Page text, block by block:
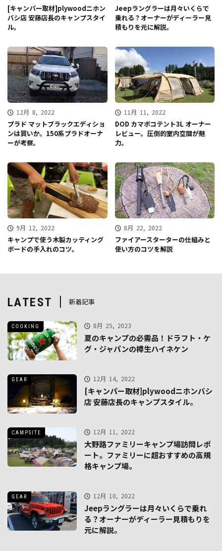
[キャンパー取材]plywoodニホン
バシ店 安藤店長のキャンプスタイ
ル。
Jeepラングラーは月々いくらで
乗れる？オーナーがディーラー見
積もりを元に解説。
12月 8, 2022
プラド マットブラックエディショ
ンは買いか。150系プラドオーナ
ーが考察。
11月 11, 2022
DOD カマボコテント3L オーナー
レビュー。圧倒的室内空間が魅
力。
9月 12, 2022
キャンプで使う木製カッティング
ボードの手入れのコツ。
8月 22, 2022
ファイアースターターの仕組みと
使い方のコツを解説
LATEST 新着記事
8月 25, 2023
COOKING
夏のキャンプの必需品！ドラフト・ケ
グ・ジャパンの樽生ハイネケン
12月 14, 2022
GEAR
[キャンパー取材]plywoodニホンバシ
店 安藤店長のキャンプスタイル。
12月 11, 2022
CAMPSITE
大野路ファミリーキャンプ場訪問レポ
ート。ファミリーに超おすすめの高規
格キャンプ場。
12月 10, 2022
GEAR
Jeepラングラーは月々いくらで乗れ
る？オーナーがディーラー見積もりを
元に解説。